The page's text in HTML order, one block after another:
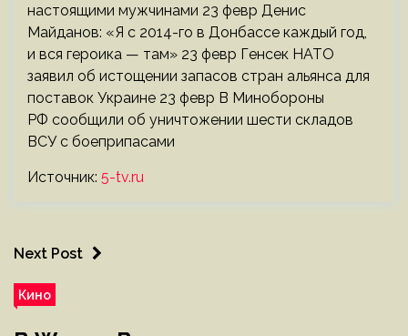
настоящими мужчинами 23 февр Денис
Майданов: «Я с 2014-го в Донбассе каждый год,
и вся героика — там» 23 февр Генсек НАТО
заявил об истощении запасов стран альянса для
поставок Украине 23 февр В Минобороны
РФ сообщили об уничтожении шести складов
ВСУ с боеприпасами
Источник: 5-tv.ru
Next Post
Кино